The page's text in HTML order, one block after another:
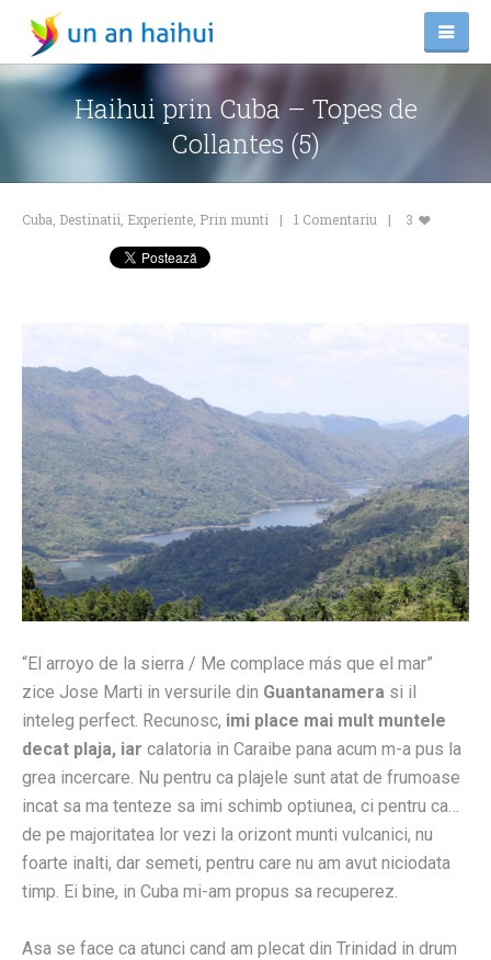
Haihui prin Cuba – Topes de
Collantes (5)
Cuba Destinatii Experiente Prin munti 1 Comentariu 3
“El arroyo de la sierra / Me complace más que el mar”
zice Jose Marti in versurile din Guantanamera si il
inteleg perfect. Recunosc, imi place mai mult muntele
decat plaja, iar calatoria in Caraibe pana acum m-a pus la
grea incercare. Nu pentru ca plajele sunt atat de frumoase
incat sa ma tenteze sa imi schimb optiunea, ci pentru ca…
de pe majoritatea lor vezi la orizont munti vulcanici, nu
foarte inalti, dar semeti, pentru care nu am avut niciodata
timp. Ei bine, in Cuba mi-am propus sa recuperez.
Asa se face ca atunci cand am plecat din Trinidad in drum